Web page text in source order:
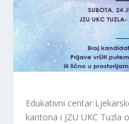
Edukativni centar
kantona i JZU UKC Tuzla